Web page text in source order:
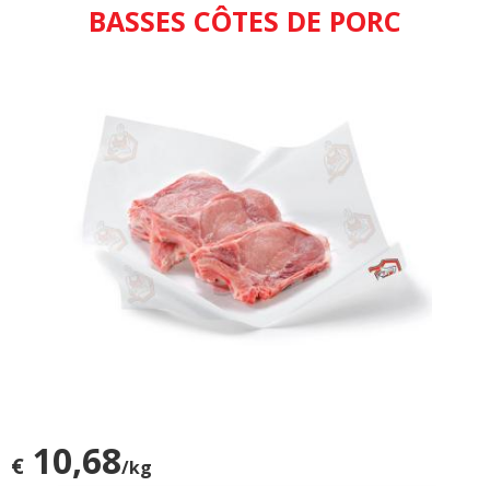
BASSES CÔTES DE PORC
€ 10,68/kg